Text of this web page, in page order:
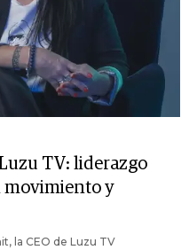
TV: liderazgo
movimiento y
la CEO de Luzu TV